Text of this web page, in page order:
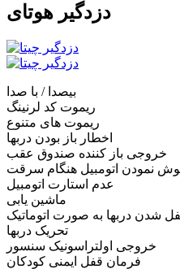
دزدگیر هوتای
بیصدا / با صدا
ریموت کد لرنینگ
ریموت های متنوع
اخطار باز بودن دربها
خروجی باز کننده صندوق عقب
نمودن اتومبیل هنگام سرقت
عدم استارت اتومبیل
ماشین یابی
شدن دربها به صورت اتوماتیک
تحریک دربها
خروجی اولتراسونیک سنسور
فرمان قفل ایمنی کودکان